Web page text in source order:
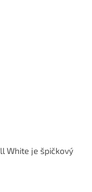
White je špičkový